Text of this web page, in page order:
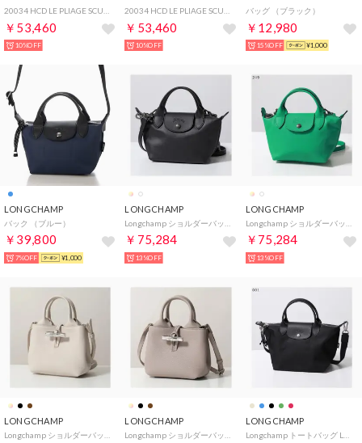
￥53,460
10%OFF
￥53,460
10%OFF
バッグ （ブラック）
￥12,980
15%OFF ¥1,000
LONGCHAMP
バック （ブルー）
￥39,800
7%OFF ¥1,000
LONGCHAMP
￥75,284
13%OFF
LONGCHAMP
￥75,284
13%OFF
LONGCHAMP LONGCHAMP LONGCHAMP